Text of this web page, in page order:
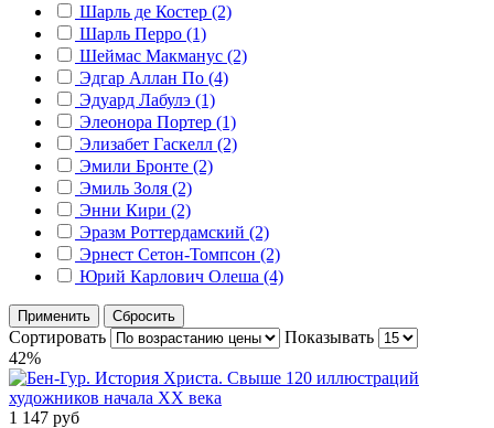
Шарль де Костер (2)
Шарль Перро (1)
Шеймас Макманус (2)
Эдгар Аллан По (4)
Эдуард Лабулэ (1)
Элеонора Портер (1)
Элизабет Гаскелл (2)
Эмили Бронте (2)
Эмиль Золя (2)
Энни Кири (2)
Эразм Роттердамский (2)
Эрнест Сетон-Томпсон (2)
Юрий Карлович Олеша (4)
Применить Сбросить
Сортировать
Показывать
42%
1 147 руб